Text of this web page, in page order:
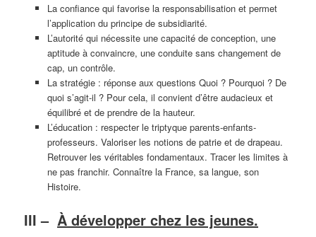
La confiance qui favorise la responsabilisation et permet
l’application du principe de subsidiarité.
L’autorité qui nécessite une capacité de conception, une
aptitude à convaincre, une conduite sans changement de
cap, un contrôle.
La stratégie : réponse aux questions Quoi ? Pourquoi ? De
quoi s’agit-il ? Pour cela, il convient d’être audacieux et
équilibré et de prendre de la hauteur.
L’éducation : respecter le triptyque parents-enfants-
professeurs. Valoriser les notions de patrie et de drapeau.
Retrouver les véritables fondamentaux. Tracer les limites à
ne pas franchir. Connaître la France, sa langue, son
Histoire.
III –À développer chez les jeunes.